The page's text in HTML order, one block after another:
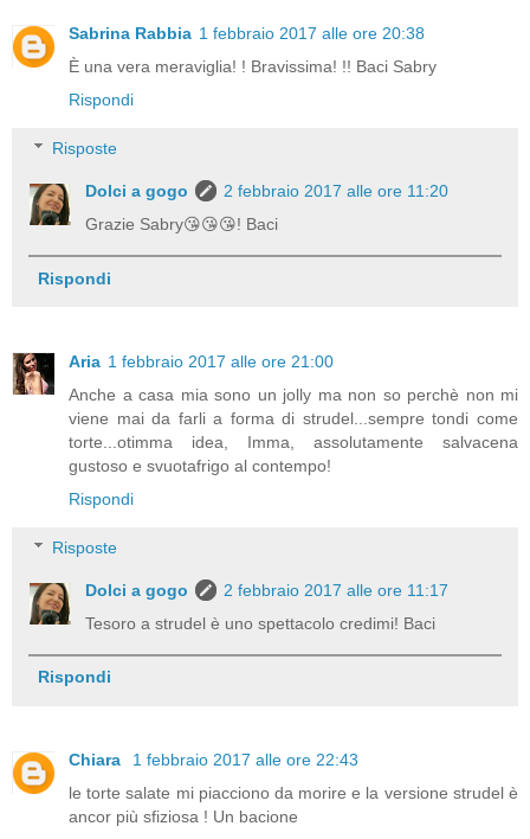
Sabrina Rabbia 1 febbraio 2017 alle ore 20:38
È una vera meraviglia! ! Bravissima! !! Baci Sabry
Rispondi
Risposte
Dolci a gogo
2 febbraio 2017 alle ore 11:20
Grazie Sabry😘😘😘! Baci
Rispondi
Aria 1 febbraio 2017 alle ore 21:00
Anche a casa mia sono un jolly ma non so perchè non mi
viene mai da farli a forma di strudel...sempre tondi come
torte...otimma idea, Imma, assolutamente salvacena
gustoso e svuotafrigo al contempo!
Rispondi
Risposte
Dolci a gogo
2 febbraio 2017 alle ore 11:17
Tesoro a strudel è uno spettacolo credimi! Baci
Rispondi
Chiara
1 febbraio 2017 alle ore 22:43
le torte salate mi piacciono da morire e la versione strudel è
ancor più sfiziosa ! Un bacione